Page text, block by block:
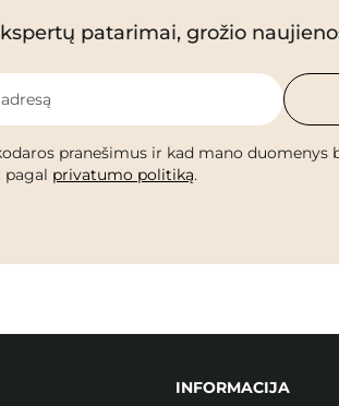
patarimai, grožio
pranešimus ir kad mano duomenys
pagal privatumo politiką.
INFORMACIJA